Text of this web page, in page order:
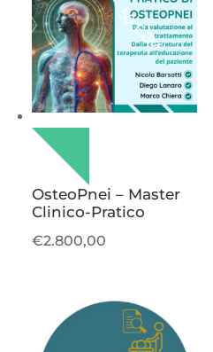
a
50 ECM
OsteoPnei – Master
Clinico-Pratico
€2.800,00